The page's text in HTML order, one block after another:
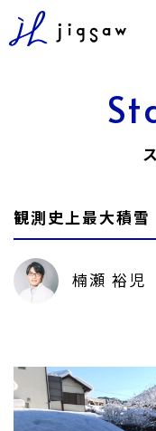
観測史上最大積雪
楠瀬 裕児